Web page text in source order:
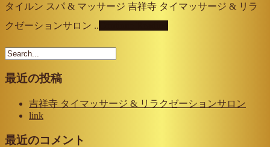
タイルン スパ & マッサージ 吉祥寺 タイマッサージ & リラ
クゼーションサロン ..
最近の投稿
吉祥寺 タイマッサージ & リラクゼーションサロン
link
最近のコメント